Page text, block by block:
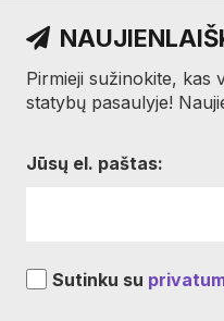
Pirmieji sužinokite, kas
statybų pasaulyje!
Jūsų el. paštas:
Sutinku su